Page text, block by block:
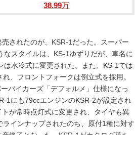
38.99万
されたのが、KSR-1だった。スーパー
スタイルは、KS-1ゆずりだが、車名に
は水冷式に変更された。また、KS-1では
、フロントフォークは倒立式を採用。
バイカーズ「デフォルメ」仕様になっ
1にも79ccエンジンのKSR-2が設定され
が常時点灯式に変更され、タイヤも異
インナップされたのち、原付1種に対す
終了となった。KSR-1がカタログ落ち